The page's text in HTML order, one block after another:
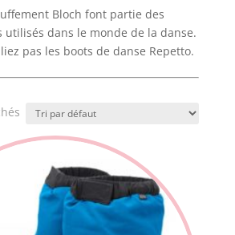
Bloch font partie des
utilisés dans le monde de la danse.
pas les boots de danse Repetto.